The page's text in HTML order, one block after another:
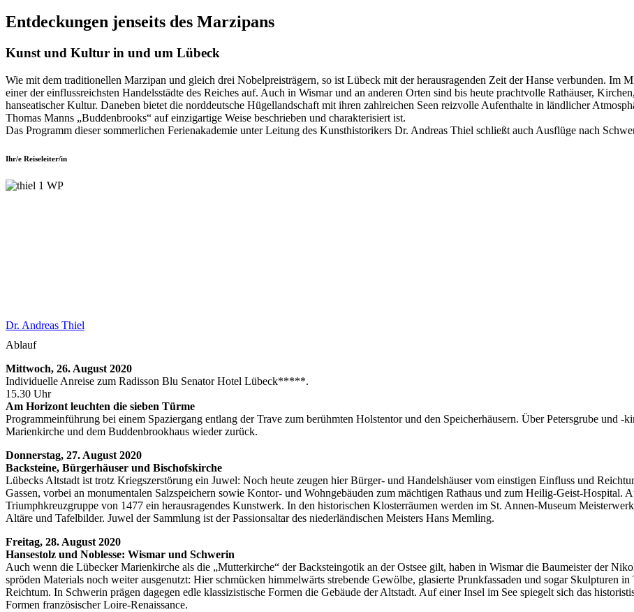
Entdeckungen jenseits des Marzipans
Kunst und Kultur in und um Lübeck
Wie mit dem traditionellen Marzipan und gleich drei Nobelpreisträgern, so ist Lübeck mit der herausragenden Zeit der Hanse verbunden. Im
einer der einflussreichsten Handelsstädte des Reiches auf. Auch in Wismar und an anderen Orten sind bis heute prachtvolle Rathäuser,
hanseatischer Kultur. Daneben bietet die norddeutsche Hügellandschaft mit ihren zahlreichen Seen reizvolle Aufenthalte in ländlicher
Thomas Manns „Buddenbrooks“ auf einzigartige Weise beschrieben und charakterisiert ist.
Das Programm dieser sommerlichen Ferienakademie unter Leitung des Kunsthistorikers Dr. Andreas Thiel schließt auch Ausflüge nach
Ihr/e Reiseleiter/in
Dr. Andreas Thiel
Ablauf
Mittwoch, 26. August 2020
Individuelle Anreise zum Radisson Blu Senator Hotel Lübeck*****.
15.30 Uhr
Am Horizont leuchten die sieben Türme
Programmeinführung bei einem Spaziergang entlang der Trave zum berühmten Holstentor und den Speicherhäusern. Über Petersgrube und
Marienkirche und dem Buddenbrookhaus wieder zurück.
Donnerstag, 27. August 2020
Backsteine, Bürgerhäuser und Bischofskirche
Lübecks Altstadt ist trotz Kriegszerstörung ein Juwel: Noch heute zeugen hier Bürger- und Handelshäuser vom einstigen Einfluss und
Gassen, vorbei an monumentalen Salzspeichern sowie Kontor- und Wohngebäuden zum mächtigen Rathaus und zum Heilig-Geist-Hospital.
Triumphkreuzgruppe von 1477 ein herausragendes Kunstwerk. In den historischen Klosterräumen werden im St. Annen-Museum
Altäre und Tafelbilder. Juwel der Sammlung ist der Passionsaltar des niederländischen Meisters Hans Memling.
Freitag, 28. August 2020
Hansestolz und Noblesse: Wismar und Schwerin
Auch wenn die Lübecker Marienkirche als die „Mutterkirche“ der Backsteingotik an der Ostsee gilt, haben in Wismar die Baumeister der
spröden Materials noch weiter ausgenutzt: Hier schmücken himmelwärts strebende Gewölbe, glasierte Prunkfassaden und sogar Skulpturen
Reichtum. In Schwerin prägen dagegen edle klassizistische Formen die Gebäude der Altstadt. Auf einer Insel im See spiegelt sich das
Formen französischer Loire-Renaissance.